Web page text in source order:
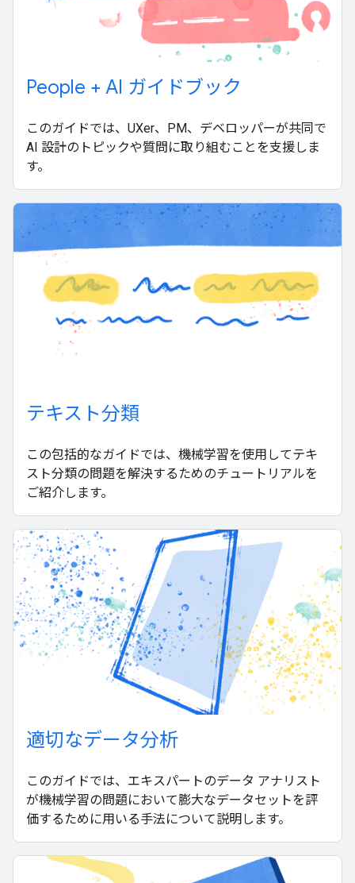
People + AI ガイドブック
このガイドでは、UXer、PM、デベロッパーが共同で
AI 設計のトピックや質問に取り組むことを支援しま
す。
テキスト分類
この包括的なガイドでは、機械学習を使用してテキ
スト分類の問題を解決するためのチュートリアルを
ご紹介します。
適切なデータ分析
このガイドでは、エキスパートのデータ アナリスト
が機械学習の問題において膨大なデータセットを評
価するために用いる手法について説明します。